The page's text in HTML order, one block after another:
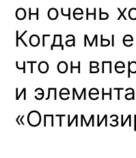
он очень
Когда мы
что он
и